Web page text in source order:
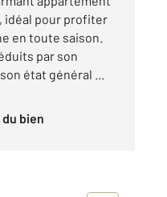
idéal pour profiter
en toute saison.
par son
état général ...
du bien